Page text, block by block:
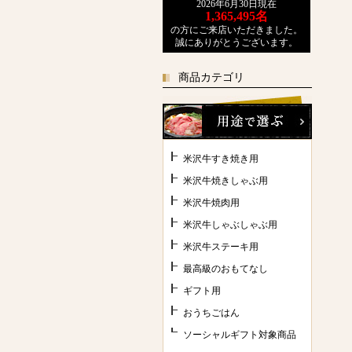
2026年6月30日現在
1,365,495名
の方にご来店いただきました。
誠にありがとうございます。
商品カテゴリ
米沢牛すき焼き用
米沢牛焼きしゃぶ用
米沢牛焼肉用
米沢牛しゃぶしゃぶ用
米沢牛ステーキ用
最高級のおもてなし
ギフト用
おうちごはん
ソーシャルギフト対象商品